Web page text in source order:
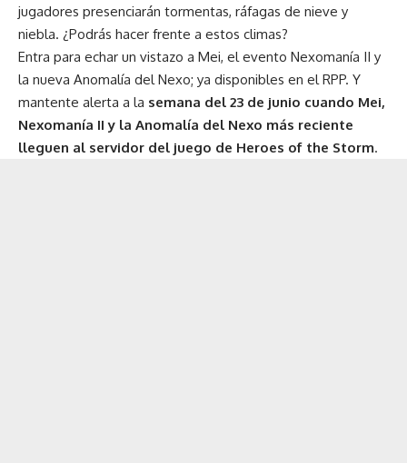
jugadores presenciarán tormentas, ráfagas de nieve y
niebla. ¿Podrás hacer frente a estos climas?
Entra para echar un vistazo a Mei, el evento Nexomanía II y
la nueva Anomalía del Nexo; ya disponibles en el RPP. Y
mantente alerta a la semana del 23 de junio cuando Mei,
Nexomanía II y la Anomalía del Nexo más reciente
lleguen al servidor del juego de Heroes of the Storm.